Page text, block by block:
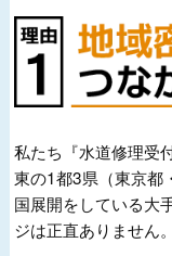
私たち『水道修理受
東の1都3県（東京都
国展開をしている大
ジは正直ありません。